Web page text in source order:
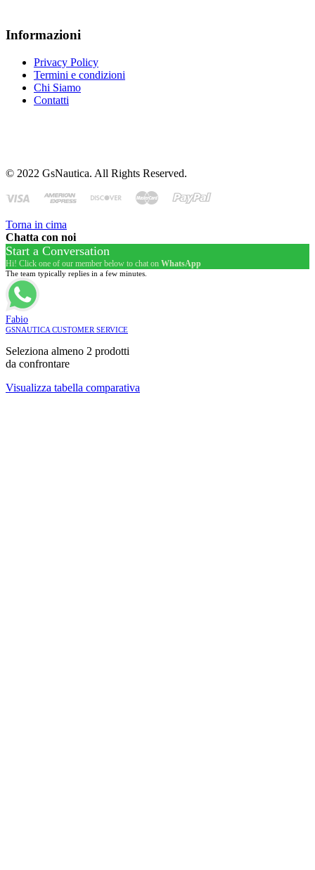
Informazioni
Privacy Policy
Termini e condizioni
Chi Siamo
Contatti
© 2022 GsNautica. All Rights Reserved.
Torna in cima
Chatta con noi
Start a Conversation
Hi! Click one of our member below to chat on WhatsApp
The team typically replies in a few minutes.
Fabio
GSNAUTICA CUSTOMER SERVICE
Seleziona almeno 2 prodotti
da confrontare
Visualizza tabella comparativa